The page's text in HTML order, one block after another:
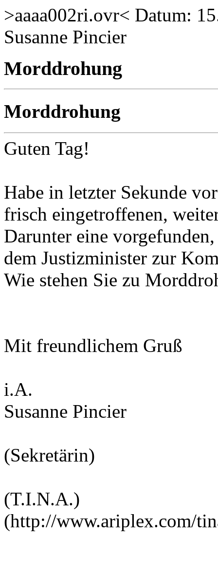
>aaaa002ri.ovr< Datum:
Susanne Pincier
Morddrohung
Morddrohung
Guten Tag!
Habe in letzter Sekunde
frisch eingetroffenen,
Darunter eine
dem Justizminister zur
Wie stehen Sie zu
Mit freundlichem Gruß
i.A.
Susanne Pincier
(Sekretärin)
(T.I.N.A.)
(http://www.ariplex.com/